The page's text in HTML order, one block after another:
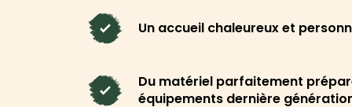
snowboards sont préparés avec soin dans
Un concept store
Un accueil chaleureux et
Du matériel parfaitement
équipements dernière